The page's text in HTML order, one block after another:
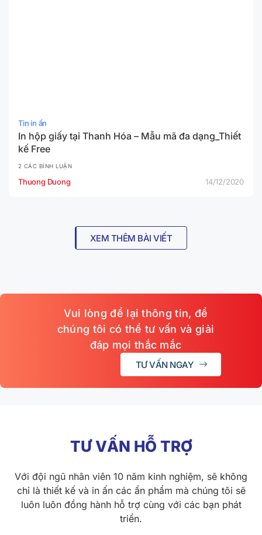
Tin in ấn
In hộp giấy tại Thanh Hóa – Mẫu mã đa dạng_Thiết
kế Free
Thuong Duong 14/12/2020
2 CÁC BÌNH LUẬN
XEM THÊM BÀI VIẾT
Vui lòng để lại thông tin, để
chúng tôi có thể tư vấn và giải
đáp mọi thắc mắc
TƯ VẤN NGAY
TƯ VẤN HỖ TRỢ
Với đội ngũ nhân viên 10 năm kinh nghiệm, sẽ không
chỉ là thiết kế và in ấn các ẩn phẩm mà chúng tôi sẽ
luôn luôn đồng hành hỗ trợ cùng với các bạn phát
triển.